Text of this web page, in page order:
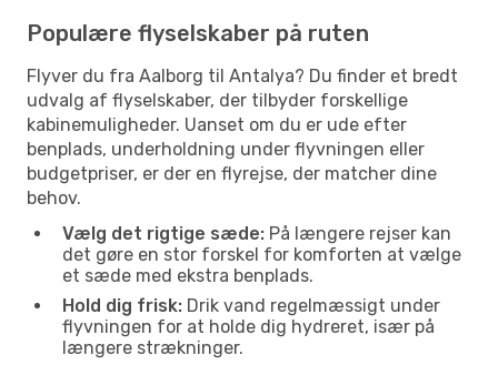
Populære flyselskaber på ruten
Flyver du fra Aalborg til Antalya? Du finder et bredt
udvalg af flyselskaber, der tilbyder forskellige
kabinemuligheder. Uanset om du er ude efter
benplads, underholdning under flyvningen eller
budgetpriser, er der en flyrejse, der matcher dine
behov.
Vælg det rigtige sæde: På længere rejser kan
det gøre en stor forskel for komforten at vælge
et sæde med ekstra benplads.
Hold dig frisk: Drik vand regelmæssigt under
flyvningen for at holde dig hydreret, især på
længere strækninger.